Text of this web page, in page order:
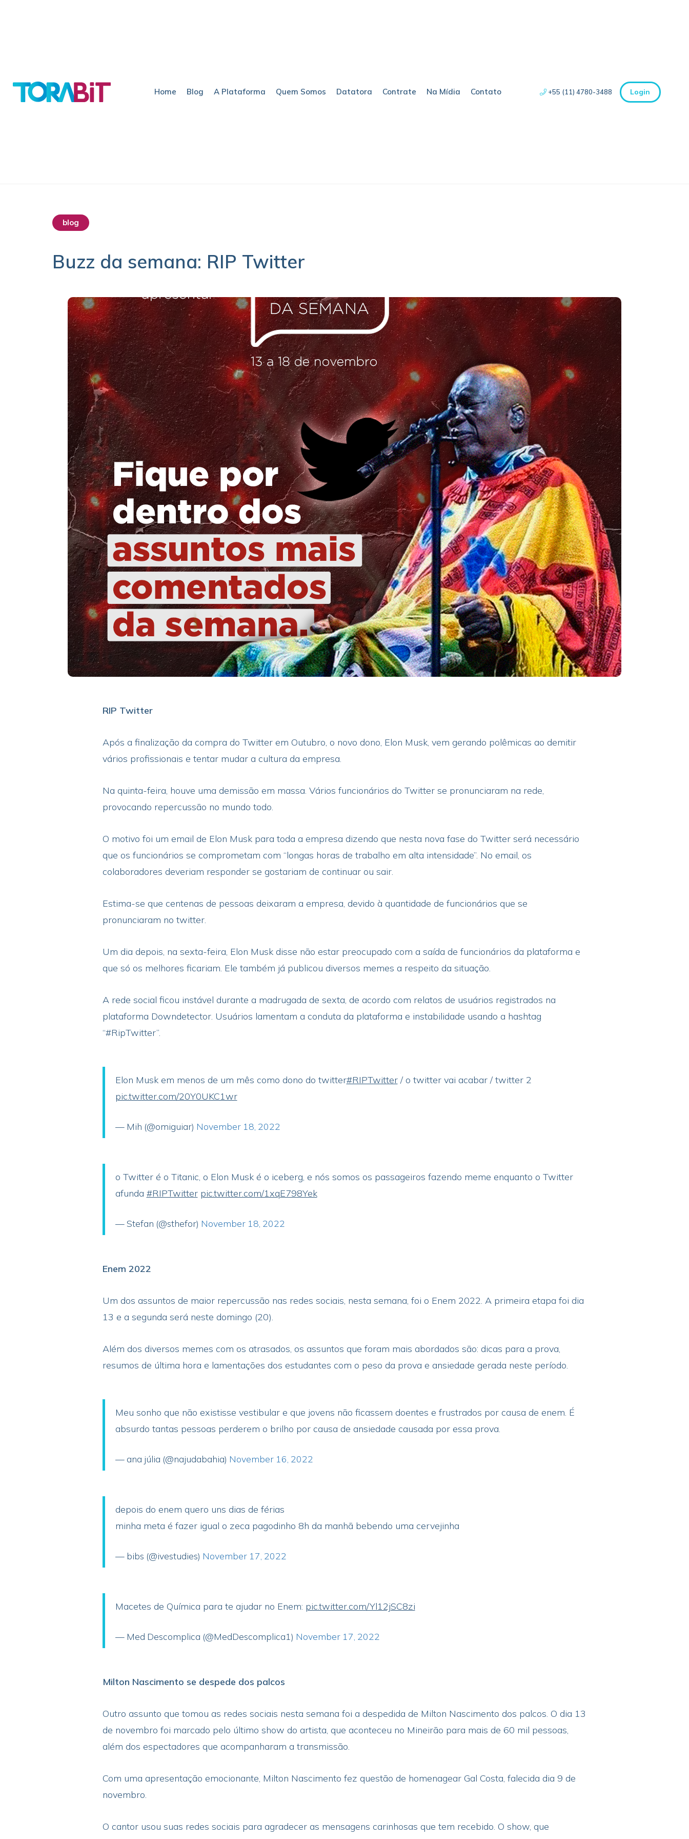
Home Blog A Plataforma Quem Somos Datatora Contrate Na Mídia Contato +55 (11) 4780-3488 Login
blog
Buzz da semana: RIP Twitter
RIP Twitter
Após a finalização da compra do Twitter em Outubro, o novo dono, Elon Musk, vem gerando polêmicas ao demitir
vários profissionais e tentar mudar a cultura da empresa.
Na quinta-feira, houve uma demissão em massa. Vários funcionários do Twitter se pronunciaram na rede,
provocando repercussão no mundo todo.
O motivo foi um email de Elon Musk para toda a empresa dizendo que nesta nova fase do Twitter será necessário
que os funcionários se comprometam com “longas horas de trabalho em alta intensidade”. No email, os
colaboradores deveriam responder se gostariam de continuar ou sair.
Estima-se que centenas de pessoas deixaram a empresa, devido à quantidade de funcionários que se
pronunciaram no twitter.
Um dia depois, na sexta-feira, Elon Musk disse não estar preocupado com a saída de funcionários da plataforma e
que só os melhores ficariam. Ele também já publicou diversos memes a respeito da situação.
A rede social ficou instável durante a madrugada de sexta, de acordo com relatos de usuários registrados na
plataforma Downdetector. Usuários lamentam a conduta da plataforma e instabilidade usando a hashtag
“#RipTwitter”.
Elon Musk em menos de um mês como dono do twitter#RIPTwitter/ o twitter vai acabar / twitter 2
pic.twitter.com/20Y0UKC1wr
— Mih (@omiguiar) November 18, 2022
o Twitter é o Titanic, o Elon Musk é o iceberg, e nós somos os passageiros fazendo meme enquanto o Twitter
afunda #RIPTwitter pic.twitter.com/1xqE798Yek
— Stefan (@sthefor) November 18, 2022
Enem 2022
Um dos assuntos de maior repercussão nas redes sociais, nesta semana, foi o Enem 2022. A primeira etapa foi dia
13 e a segunda será neste domingo (20).
Além dos diversos memes com os atrasados, os assuntos que foram mais abordados são: dicas para a prova,
resumos de última hora e lamentações dos estudantes com o peso da prova e ansiedade gerada neste período.
Meu sonho que não existisse vestibular e que jovens não ficassem doentes e frustrados por causa de enem. É
absurdo tantas pessoas perderem o brilho por causa de ansiedade causada por essa prova.
— ana júlia (@najudabahia) November 16, 2022
depois do enem quero uns dias de férias
minha meta é fazer igual o zeca pagodinho 8h da manhã bebendo uma cervejinha
— bibs (@ivestudies) November 17, 2022
Macetes de Química para te ajudar no Enem: pic.twitter.com/Yl12jSC8zi
— Med Descomplica (@MedDescomplica1) November 17, 2022
Milton Nascimento se despede dos palcos
Outro assunto que tomou as redes sociais nesta semana foi a despedida de Milton Nascimento dos palcos. O dia 13
de novembro foi marcado pelo último show do artista, que aconteceu no Mineirão para mais de 60 mil pessoas,
além dos espectadores que acompanharam a transmissão.
Com uma apresentação emocionante, Milton Nascimento fez questão de homenagear Gal Costa, falecida dia 9 de
novembro.
O cantor usou suas redes sociais para agradecer as mensagens carinhosas que tem recebido. O show, que